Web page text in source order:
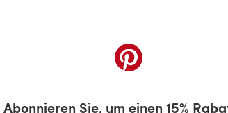
in einem neuen Tab)(öffnet sich in
Abonnieren Sie, um einen 15%